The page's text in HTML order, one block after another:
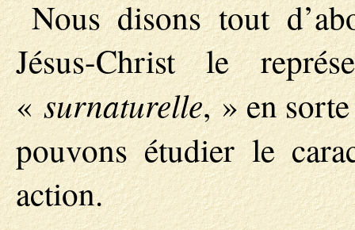
Nous disons tout
Jésus-Christ le
«surnaturelle, » en
pouvons étudier le
action.